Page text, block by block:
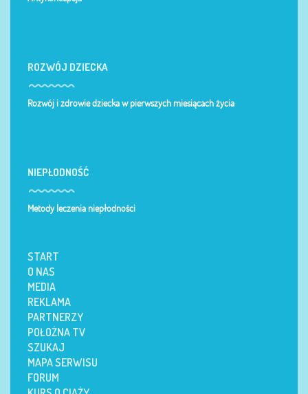
ROZWÓJ DZIECKA
Rozwój i zdrowie dziecka w pierwszych miesiącach życia
NIEPŁODNOŚĆ
Metody leczenia niepłodności
START
O NAS
MEDIA
REKLAMA
PARTNERZY
POŁOŻNA TV
SZUKAJ
MAPA SERWISU
FORUM